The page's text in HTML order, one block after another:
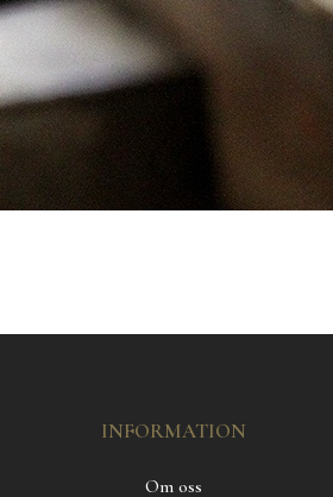
INFORMATION
Om oss